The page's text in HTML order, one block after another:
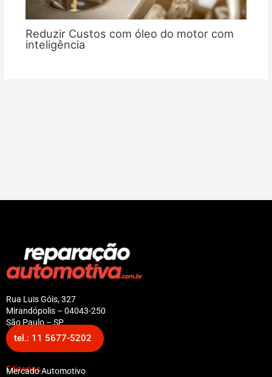
Reduzir Custos com óleo do motor com
inteligência
Rua Luis Góis, 327
Mirandópolis – 04043-250
São Paulo – SP
tel.: 11 5677-5202
Editorias
Mercado Automotivo